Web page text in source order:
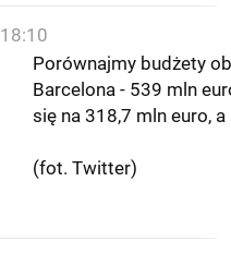
18:10
Porównajmy budżety
Barcelona - 539 mln
się na 318,7 mln euro,
(fot. Twitter)